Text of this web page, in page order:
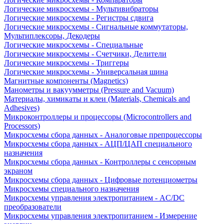
Логические микросхемы - Мультивибраторы
Логические микросхемы - Регистры сдвига
Логические микросхемы - Сигнальные коммутаторы,
Мультиплексоры, Декодеры
Логические микросхемы - Специальные
Логические микросхемы - Счетчики, Делители
Логические микросхемы - Триггеры
Логические микросхемы - Универсальная шина
Магнитные компоненты (Magnetics)
Манометры и вакуумметры (Pressure and Vacuum)
Материалы, химикаты и клеи (Materials, Chemicals and
Adhesives)
Микроконтроллеры и процессоры (Microcontrollers and
Processors)
Микросхемы сбора данных - Аналоговые препроцессоры
Микросхемы сбора данных - АЦП/ЦАП специального
назначения
Микросхемы сбора данных - Контроллеры с сенсорным
экраном
Микросхемы сбора данных - Цифровые потенциометры
Микросхемы специального назначения
Микросхемы управления электропитанием - AC/DC
преобразователи
Микросхемы управления электропитанием - Измерение